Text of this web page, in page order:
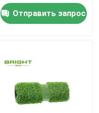
искусственная трава
лестницы 60*120cm
Отправить запрос